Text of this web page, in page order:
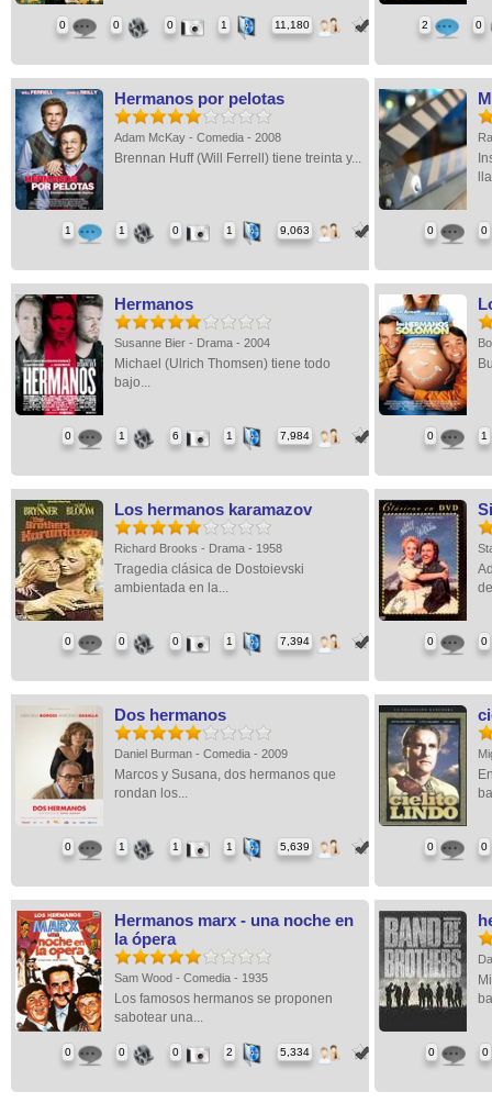
0 0 0 1 11,180 2 0
Hermanos por pelotas
Adam McKay - Comedia - 2008
Brennan Huff (Will Ferrell) tiene treinta y...
1 1 0 1 9,063 0 0
Hermanos
Susanne Bier - Drama - 2004
Michael (Ulrich Thomsen) tiene todo
bajo...
0 1 6 1 7,984 0 1
Los hermanos karamazov
Richard Brooks - Drama - 1958
Tragedia clásica de Dostoievski
ambientada en la...
0 0 0 1 7,394 0 0
Dos hermanos
Daniel Burman - Comedia - 2009
Marcos y Susana, dos hermanos que
rondan los...
0 1 1 1 5,639 0 0
Hermanos marx - una noche en
la ópera
Sam Wood - Comedia - 1935
Los famosos hermanos se proponen
sabotear una...
0 0 0 2 5,334 0 0